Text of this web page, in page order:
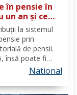
în pensie în
un an și ce
la sistemul
prin
de pensii.
însă poate fi
lege. Costul
National